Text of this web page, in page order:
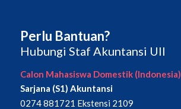
Perlu Bantuan?
Hubungi Staf Akuntansi UII
Calon Mahasiswa Domestik (Indonesia)
Sarjana (S1) Akuntansi
0274 881721 Ekstensi 2109